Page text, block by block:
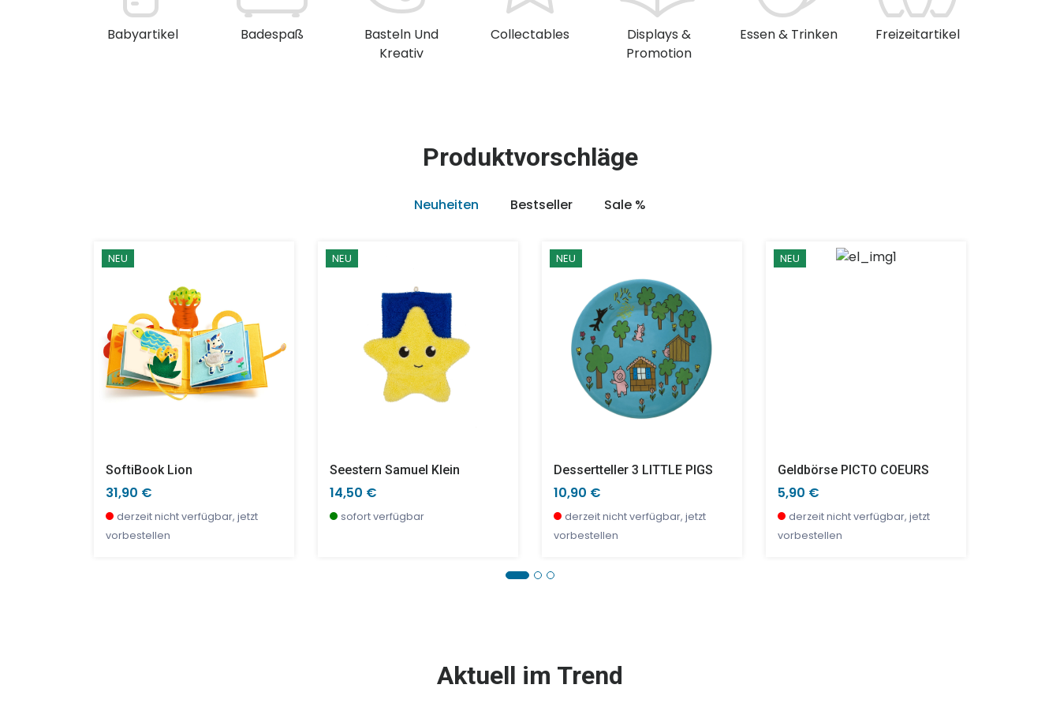
Babyartikel Badespaß
Basteln Und
Kreativ
Collectables
Displays &
Promotion
Essen & Trinken Freizeitartikel
Produktvorschläge
Neuheiten Bestseller Sale %
NEU
SoftiBook Lion
31,90 €
derzeit nicht verfügbar, jetzt
vorbestellen
NEU
Seestern Samuel Klein
14,50 €
sofort verfügbar
NEU
Dessertteller 3 LITTLE PIGS
10,90 €
derzeit nicht verfügbar, jetzt
vorbestellen
NEU
Geldbörse PICTO COEURS
5,90 €
derzeit nicht verfügbar, jetzt
vorbestellen
Aktuell im Trend